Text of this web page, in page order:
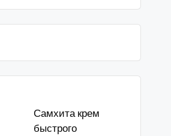
Самхита крем
быстрого